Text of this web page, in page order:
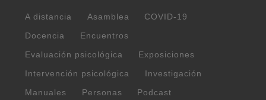
A distancia Asamblea
COVID-19
Docencia
Encuentros
Evaluación psicológica
Exposiciones
Intervención psicológica
Investigación
Manuales
Personas
Podcast